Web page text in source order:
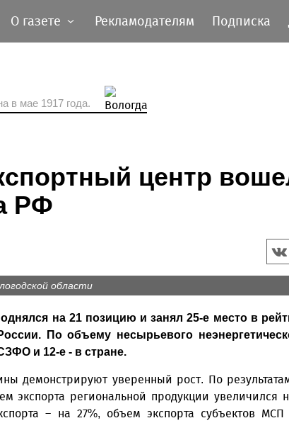
О газете Рекламодателям Подписка
в мае 1917 года.
центр
РФ
области
на 21 позицию и занял 25-е место в
По объему несырьевого
и 12-е - в стране.
демонстрируют уверенный рост. По
экспорта региональной продукции увеличился
– на 27%, объем экспорта субъектов